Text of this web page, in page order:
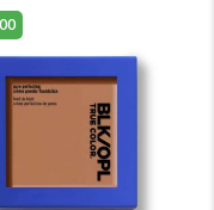
Foundation
aantal